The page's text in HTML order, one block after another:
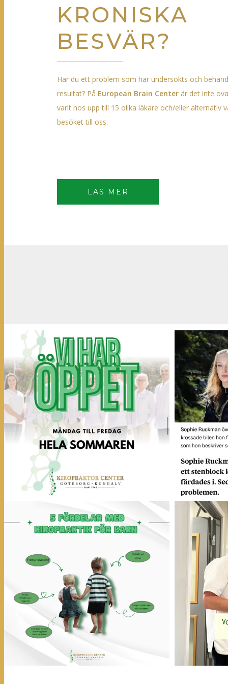
KRONISKA
BESVÄR?
Har du ett problem som har undersökts och
resultat? På European Brain Center är det inte
varit hos upp till 15 olika läkare och/eller alternativ
besöket till oss.
LÄS MER